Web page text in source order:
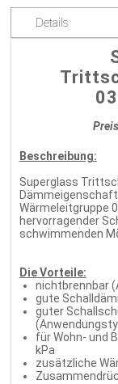
Details
Beschreibung:
Superglass
Wärmeleitgruppe
hervorragender
schwimmenden
Die Vorteile:
nichtbrennbar
gute
guter
für Wohn- und
kPa
zusätzliche